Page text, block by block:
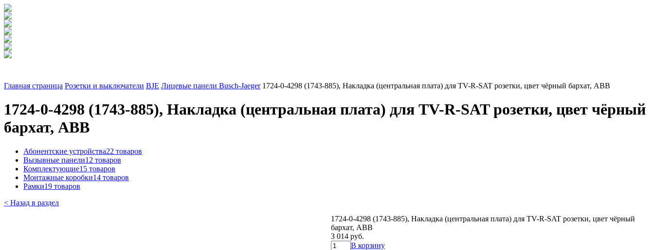
Главная страница Розетки и выключатели BJE Лицевые панели Busch-Jaeger 1724-0-4298 (1743-885), Накладка (центральная плата) для TV-R-SAT розетки, цвет чёрный бархат, ABB
1724-0-4298 (1743-885), Накладка (центральная плата) для TV-R-SAT розетки, цвет чёрный
бархат, ABB
Абонентские устройства22 товаров
Вызывные панели12 товаров
Комплектующие15 товаров
Монтажные коробки14 товаров
Рамки19 товаров
< Назад в раздел
1724-0-4298 (1743-885), Накладка (центральная плата) для TV-R-SAT розетки, цвет чёрный
бархат, ABB
3 014 руб.
В корзину